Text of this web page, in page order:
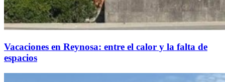
Vacaciones en Reynosa: entre el calor y la falta de
espacios